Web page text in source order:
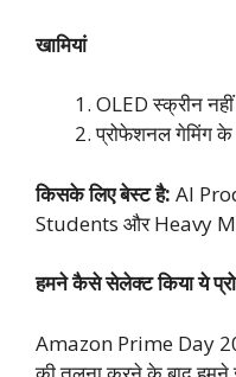
खामियां
OLED स्क्रीन नहीं
प्रोफेशनल गेमिंग के
किसके लिए बेस्ट है: AI
Students और Heavy
हमने कैसे सेलेक्ट किया ये
Amazon Prime Day